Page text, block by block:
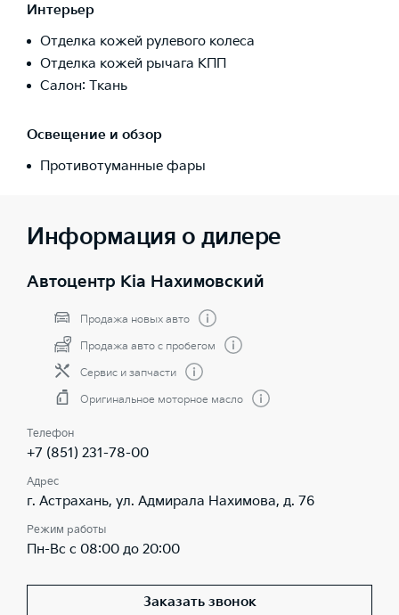
Интерьер
Отделка кожей рулевого колеса
Отделка кожей рычага КПП
Салон: Ткань
Освещение и обзор
Противотуманные фары
Информация о дилере
Автоцентр Kia Нахимовский
Продажа новых авто
Продажа авто с пробегом
Сервис и запчасти
Оригинальное моторное масло
Телефон
+7 (851) 231-78-00
Адрес
г. Астрахань, ул. Адмирала Нахимова, д. 76
Режим работы
Пн-Вс с 08:00 до 20:00
Заказать звонок